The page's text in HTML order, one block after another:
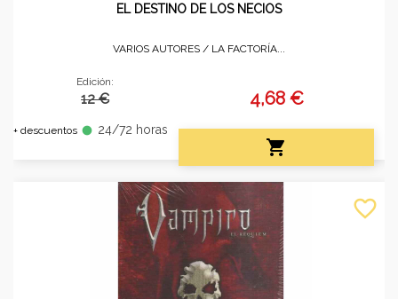
EL DESTINO DE LOS NECIOS
VARIOS AUTORES / LA FACTORÍA...
Edición:
12 €
+ descuentos fiber_manual_record 24/72 horas
4,68 €

favorite_border